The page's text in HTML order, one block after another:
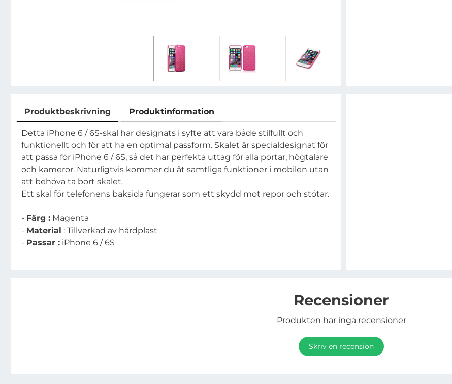
Produktbeskrivning Produktinformation
Produktbeskrivning
Detta iPhone 6 / 6S-skal har designats i syfte att vara både stilfullt och
funktionellt och för att ha en optimal passform. Skalet är specialdesignat för
att passa för iPhone 6 / 6S, så det har perfekta uttag för alla portar, högtalare
och kameror. Naturligtvis kommer du åt samtliga funktioner i mobilen utan
att behöva ta bort skalet.
Ett skal för telefonens baksida fungerar som ett skydd mot repor och stötar.
- Färg : Magenta
- Material : Tillverkad av hårdplast
- Passar : iPhone 6 / 6S
Recensioner
Produkten har inga recensioner
Skriv en recension